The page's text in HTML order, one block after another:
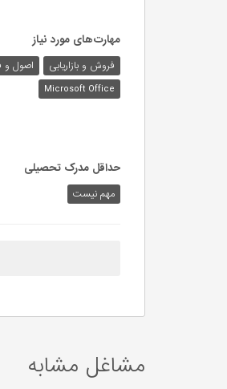
مهارت‌های مورد نیاز
فروش و بازاریابی اصول و
Microsoft Office
حداقل مدرک تحصیلی
مهم نیست
مشاغل مشابه